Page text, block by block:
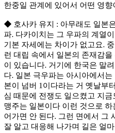
한중일 관계에 있어서 어떤 영향
◆ 호사카 유지 : 아무래도 일본
파. 다카이치는 그 우파의 계열
기본 자세에는 차이가 없고요.
런 대립 속에서 일본의 존재감
이 있습니다. 거기에 한국은 말
다. 일본 극우파는 아시아에서
본이 넘버 1이다라는 거 옛날부
심 때문에 전쟁도 일으켰고 지
맹주는 일본이다 이런 것으로
어가면 안 된다. 그런 면에서 그
잘 알고 대응해 나가며 길은 얼